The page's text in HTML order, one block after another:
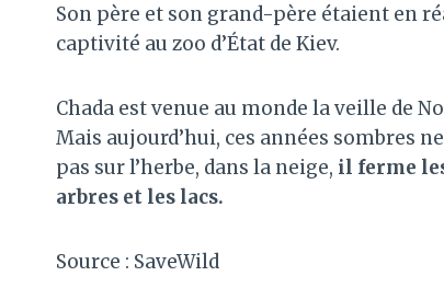
Son père et son grand-père étaient en
captivité au zoo d’État de Kiev.
Chada est venue au monde la veille de
Mais aujourd’hui, ces années sombres
pas sur l’herbe, dans la neige, il ferme
arbres et les lacs.
Source : SaveWild